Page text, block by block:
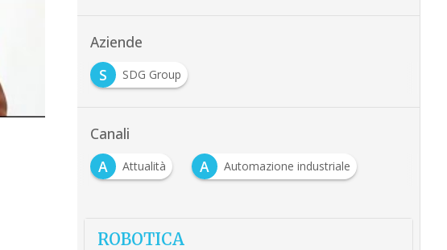
Aziende
S
SDG Group
Canali
A
Attualità A Automazione industriale
ROBOTICA